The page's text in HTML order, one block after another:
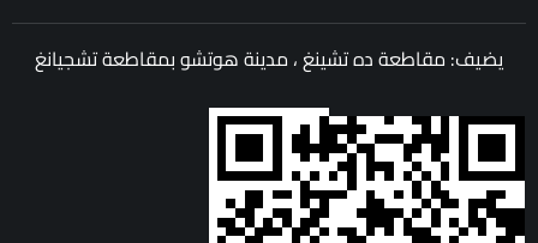
يضيف: مقاطعة ده تشينغ ، مدينة هوتشو بمقاطعة تشجيانغ